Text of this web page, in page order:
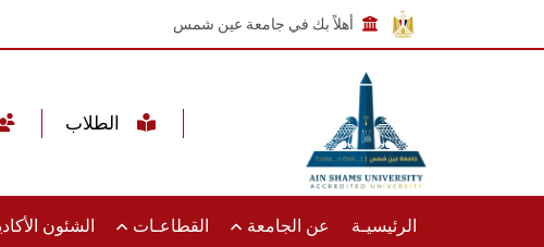
أهلاً بك في جامعة عين شمس
الرئيسيـة عن الجامعة القطاعـات الشئون